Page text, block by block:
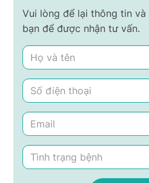
Vui lòng để lại thông tin
bạn để được nhận tư vấn.